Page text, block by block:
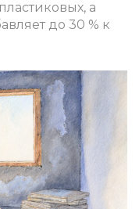
а
до 30 % к